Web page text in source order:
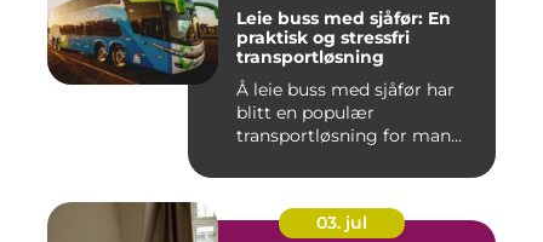
Leie buss med sjåfør: En
praktisk og stressfri
transportløsning
Å leie buss med sjåfør har
blitt en populær
transportløsning for man...
03. jul